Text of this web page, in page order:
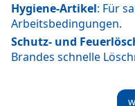
Hygiene-Artikel: Für
Arbeitsbedingungen.
Schutz- und
Brandes schnelle